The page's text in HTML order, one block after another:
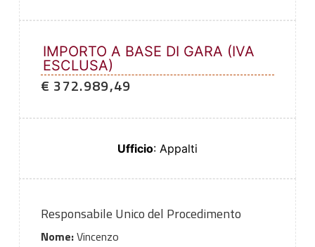
IMPORTO A BASE DI GARA (IVA
ESCLUSA)
€ 372.989,49
Ufficio: Appalti
Responsabile Unico del Procedimento
Nome:Vincenzo